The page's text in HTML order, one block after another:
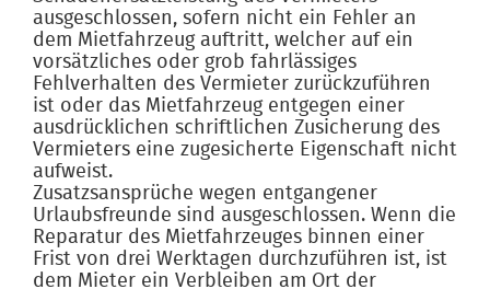
ausgeschlossen, sofern nicht ein Fehler an
dem Mietfahrzeug auftritt, welcher auf ein
vorsätzliches oder grob fahrlässiges
Fehlverhalten des Vermieter zurückzuführen
ist oder das Mietfahrzeug entgegen einer
ausdrücklichen schriftlichen Zusicherung des
Vermieters eine zugesicherte Eigenschaft nicht
aufweist.
Zusatzsansprüche wegen entgangener
Urlaubsfreunde sind ausgeschlossen. Wenn die
Reparatur des Mietfahrzeuges binnen einer
Frist von drei Werktagen durchzuführen ist, ist
dem Mieter ein Verbleiben am Ort der